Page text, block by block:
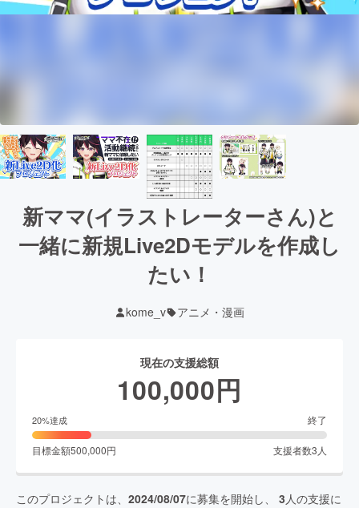
新ママ(イラストレーターさん)と
一緒に新規Live2Dモデルを作成し
たい！
kome_v アニメ・漫画
現在の支援総額
100,000円
20%達成 終了
目標金額500,000円 支援者数3人
このプロジェクトは、 2024/08/07に募集を開始し、 3人の支援に